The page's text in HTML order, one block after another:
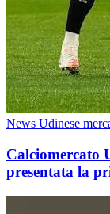
News Udinese
Calciomercato
presentata la